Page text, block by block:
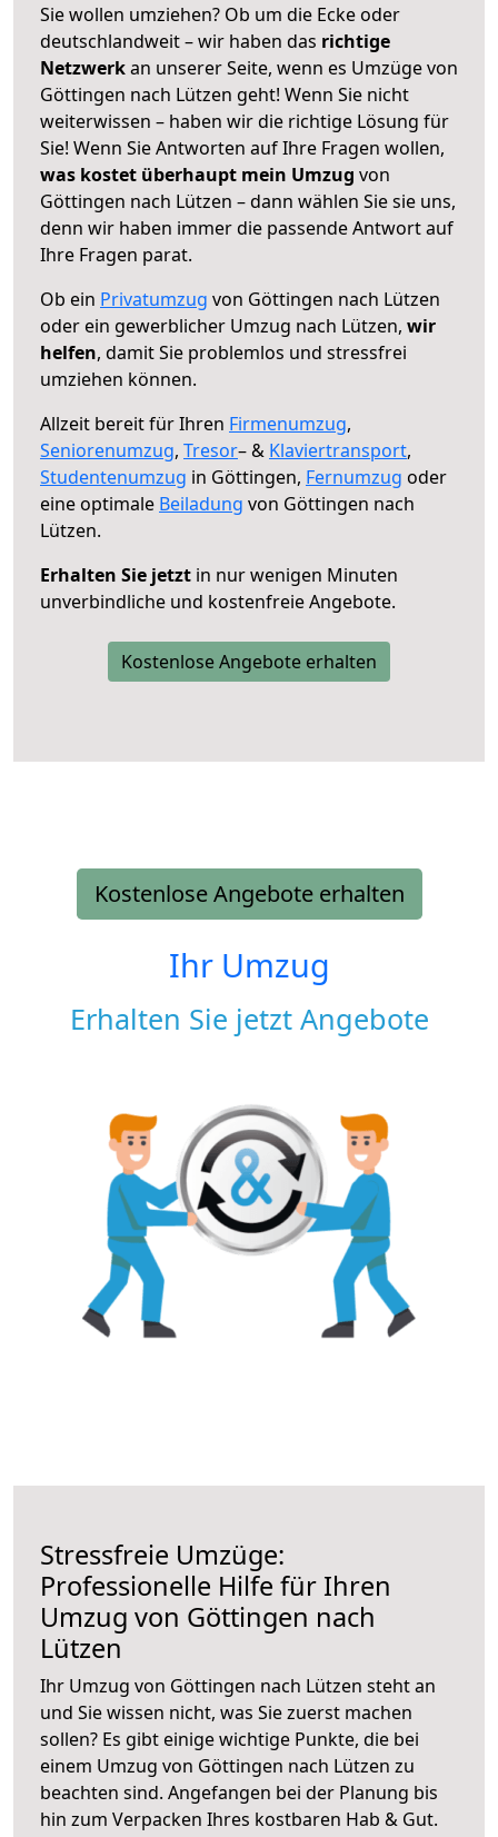
Sie wollen umziehen? Ob um die Ecke oder
deutschlandweit – wir haben das richtige
Netzwerkan unserer Seite, wenn es Umzüge von
Göttingen nach Lützen geht! Wenn Sie nicht
weiterwissen – haben wir die richtige Lösung für
Sie! Wenn Sie Antworten auf Ihre Fragen wollen,
was kostet überhaupt mein Umzug von
Göttingen nach Lützen – dann wählen Sie sie uns,
denn wir haben immer die passende Antwort auf
Ihre Fragen parat.
Ob ein Privatumzug von Göttingen nach Lützen
oder ein gewerblicher Umzug nach Lützen, wir
helfen, damit Sie problemlos und stressfrei
umziehen können.
Allzeit bereit für Ihren Firmenumzug,
Seniorenumzug, Tresor– & Klaviertransport,
Studentenumzug in Göttingen, Fernumzug oder
eine optimale Beiladung von Göttingen nach
Lützen.
Erhalten Sie jetzt in nur wenigen Minuten
unverbindliche und kostenfreie Angebote.
Kostenlose Angebote erhalten
Kostenlose Angebote erhalten
Ihr Umzug
Erhalten Sie jetzt Angebote
Stressfreie Umzüge:
Professionelle Hilfe für Ihren
Umzug von Göttingen nach
Lützen
Ihr Umzug von Göttingen nach Lützen steht an
und Sie wissen nicht, was Sie zuerst machen
sollen? Es gibt einige wichtige Punkte, die bei
einem Umzug von Göttingen nach Lützen zu
beachten sind. Angefangen bei der Planung bis
hin zum Verpacken Ihres kostbaren Hab & Gut.